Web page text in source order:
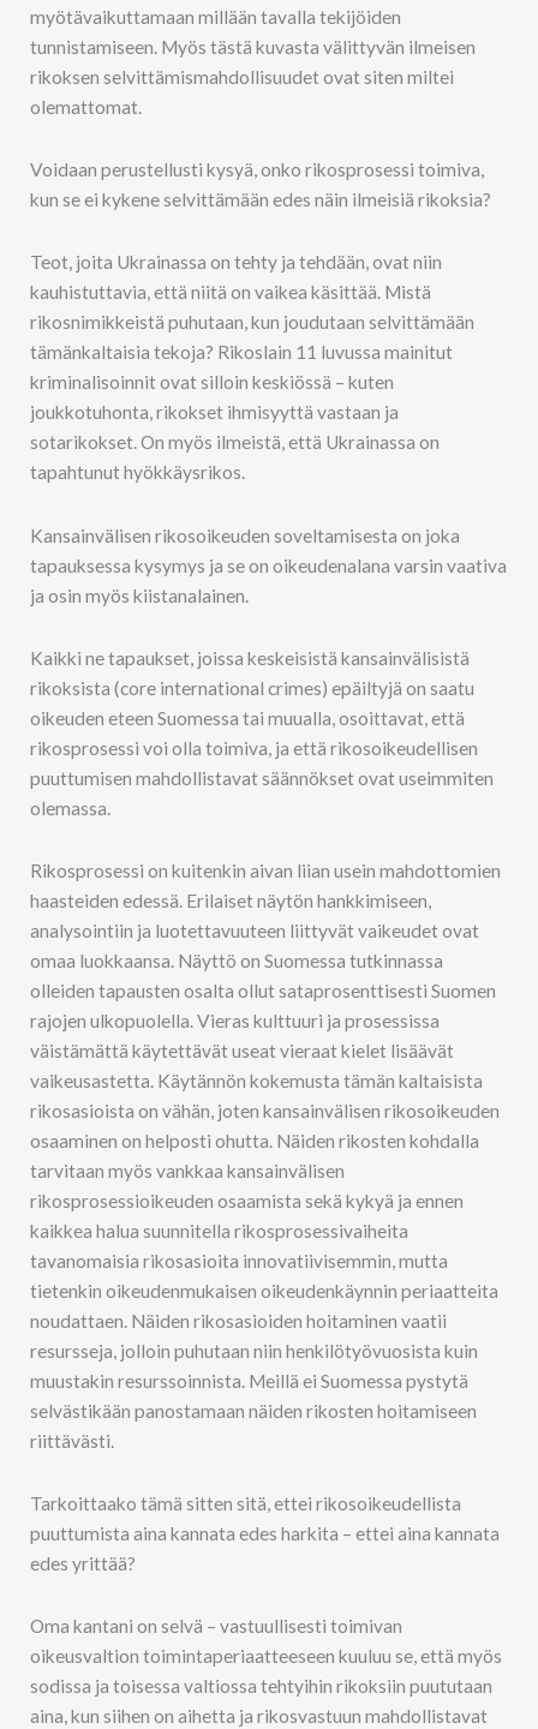
myötävaikuttamaan millään tavalla tekijöiden
tunnistamiseen. Myös tästä kuvasta välittyvän ilmeisen
rikoksen selvittämismahdollisuudet ovat siten miltei
olemattomat.
Voidaan perustellusti kysyä, onko rikosprosessi toimiva,
kun se ei kykene selvittämään edes näin ilmeisiä rikoksia?
Teot, joita Ukrainassa on tehty ja tehdään, ovat niin
kauhistuttavia, että niitä on vaikea käsittää. Mistä
rikosnimikkeistä puhutaan, kun joudutaan selvittämään
tämänkaltaisia tekoja? Rikoslain 11 luvussa mainitut
kriminalisoinnit ovat silloin keskiössä – kuten
joukkotuhonta, rikokset ihmisyyttä vastaan ja
sotarikokset. On myös ilmeistä, että Ukrainassa on
tapahtunut hyökkäysrikos.
Kansainvälisen rikosoikeuden soveltamisesta on joka
tapauksessa kysymys ja se on oikeudenalana varsin vaativa
ja osin myös kiistanalainen.
Kaikki ne tapaukset, joissa keskeisistä kansainvälisistä
rikoksista (core international crimes) epäiltyjä on saatu
oikeuden eteen Suomessa tai muualla, osoittavat, että
rikosprosessi voi olla toimiva, ja että rikosoikeudellisen
puuttumisen mahdollistavat säännökset ovat useimmiten
olemassa.
Rikosprosessi on kuitenkin aivan liian usein mahdottomien
haasteiden edessä. Erilaiset näytön hankkimiseen,
analysointiin ja luotettavuuteen liittyvät vaikeudet ovat
omaa luokkaansa. Näyttö on Suomessa tutkinnassa
olleiden tapausten osalta ollut sataprosenttisesti Suomen
rajojen ulkopuolella. Vieras kulttuuri ja prosessissa
väistämättä käytettävät useat vieraat kielet lisäävät
vaikeusastetta. Käytännön kokemusta tämän kaltaisista
rikosasioista on vähän, joten kansainvälisen rikosoikeuden
osaaminen on helposti ohutta. Näiden rikosten kohdalla
tarvitaan myös vankkaa kansainvälisen
rikosprosessioikeuden osaamista sekä kykyä ja ennen
kaikkea halua suunnitella rikosprosessivaiheita
tavanomaisia rikosasioita innovatiivisemmin, mutta
tietenkin oikeudenmukaisen oikeudenkäynnin periaatteita
noudattaen. Näiden rikosasioiden hoitaminen vaatii
resursseja, jolloin puhutaan niin henkilötyövuosista kuin
muustakin resurssoinnista. Meillä ei Suomessa pystytä
selvästikään panostamaan näiden rikosten hoitamiseen
riittävästi.
Tarkoittaako tämä sitten sitä, ettei rikosoikeudellista
puuttumista aina kannata edes harkita – ettei aina kannata
edes yrittää?
Oma kantani on selvä – vastuullisesti toimivan
oikeusvaltion toimintaperiaatteeseen kuuluu se, että myös
sodissa ja toisessa valtiossa tehtyihin rikoksiin puututaan
aina, kun siihen on aihetta ja rikosvastuun mahdollistavat